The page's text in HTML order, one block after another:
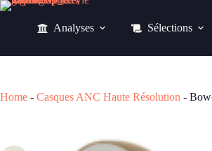
Passer
Analyses Sélections
Home - Casques ANC Haute Résolution -